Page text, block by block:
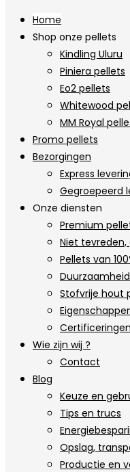
Home
Shop onze pellets
Kindling Uluru
Piniera pellets
Eo2 pellets
Whitewood
MM Royal
Promo pellets
Bezorgingen
Express
Gegroepeerd
Onze diensten
Premium
Niet
Pellets van
Duurzaamheid
Stofvrije hout
Certificeringen
Wie zijn wij ?
Contact
Blog
Keuze en
Tips en trucs
Opslag,
Productie en